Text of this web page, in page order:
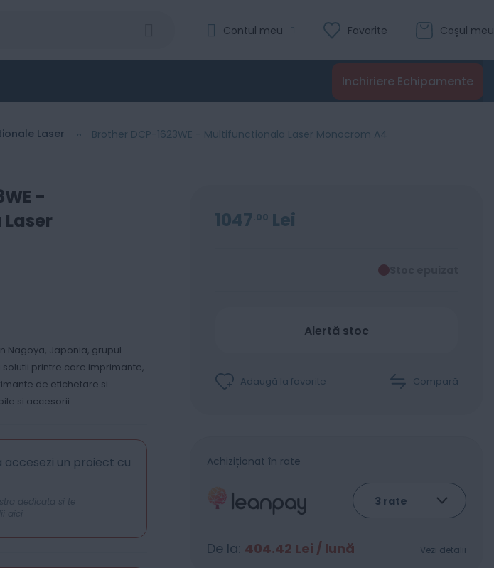
Coșul meu
Favorite
Contul meu
Inchiriere Echipamente
Laser Brother DCP-1623WE - Multifunctionala Laser Monocrom A4
-
Nagoya, Japonia, grupul
printre care imprimante,
de etichetare si
si accesorii.
accesezi un proiect cu
dedicata si te
aici
1047 00 Lei
Stoc epuizat
Alertă stoc
Adaugă la favorite Compară
Achiziționat în rate
De la: 404.42 Lei / lună Vezi detalii